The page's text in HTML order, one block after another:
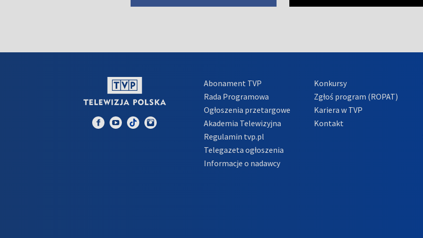
Abonament TVP
Rada Programowa
Ogłoszenia przetargowe
Akademia Telewizyjna
Regulamin tvp.pl
Telegazeta ogłoszenia
Informacje o nadawcy
Konkursy
Zgłoś program (ROPAT)
Kariera w TVP
Kontakt